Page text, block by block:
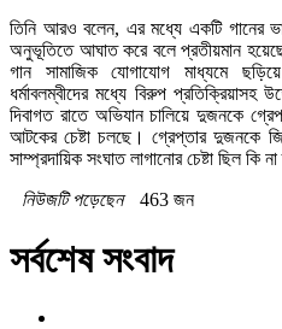
তিনি আরও বলেন, এর মধ্যে একটি গানের
অনুভূতিতে আঘাত করে বলে প্রতীয়মান
গান সামাজিক যোগাযোগ মাধ্যমে
ধর্মাবলম্বীদের মধ্যে বিরুপ প্রতিক্রিয়াসহ
দিবাগত রাতে অভিযান চালিয়ে দুজনকে
আটকের চেষ্টা চলছে। গ্রেপ্তার দুজনকে
সাম্প্রদায়িক সংঘাত লাগানোর চেষ্টা ছিল কি
নিউজটি পড়েছেন
463 জন
সর্বশেষ সংবাদ